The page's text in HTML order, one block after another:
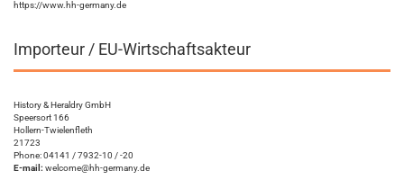
https://www.hh-germany.de
Importeur / EU-Wirtschaftsakteur
History & Heraldry GmbH
Speersort 166
Hollern-Twielenfleth
21723
Phone: 04141 / 7932-10 / -20
E-mail: welcome@hh-germany.de